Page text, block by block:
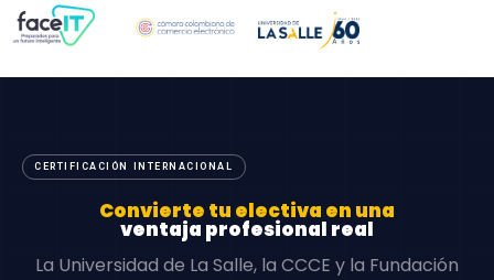
CERTIFICACIÓN INTERNACIONAL
Convierte tu electiva en una
ventaja profesional real
La Universidad de La Salle, la CCCE y la Fundación